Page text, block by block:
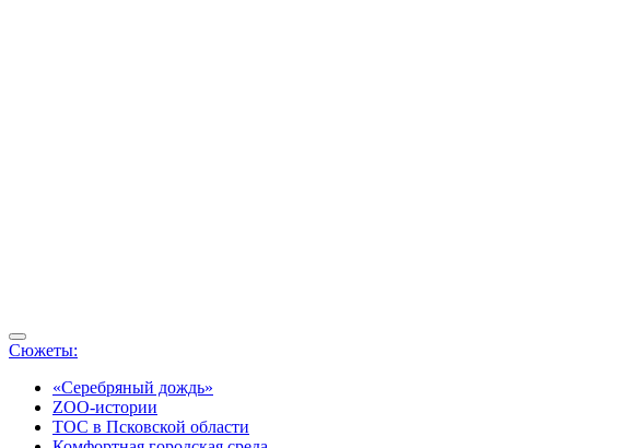
Сюжеты:
«Серебряный дождь»
ZOO-истории
ТОС в Псковской области